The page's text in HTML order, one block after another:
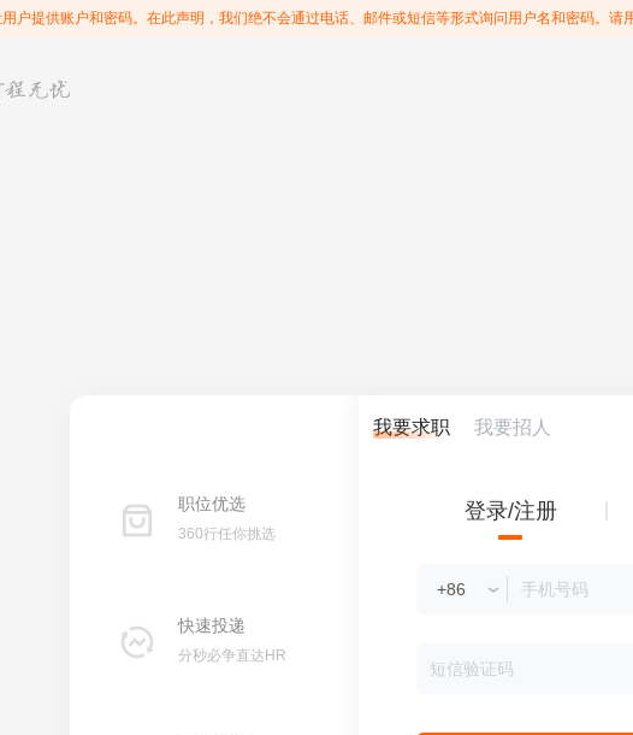
户提供账户和密码。在此声明，我们绝不会通过电话、邮件或短信等形式询问用户名和密码。请
职位优选
360行任你挑选
快速投递
分秒必争直达HR
我要求职 我要招人
登录/注册